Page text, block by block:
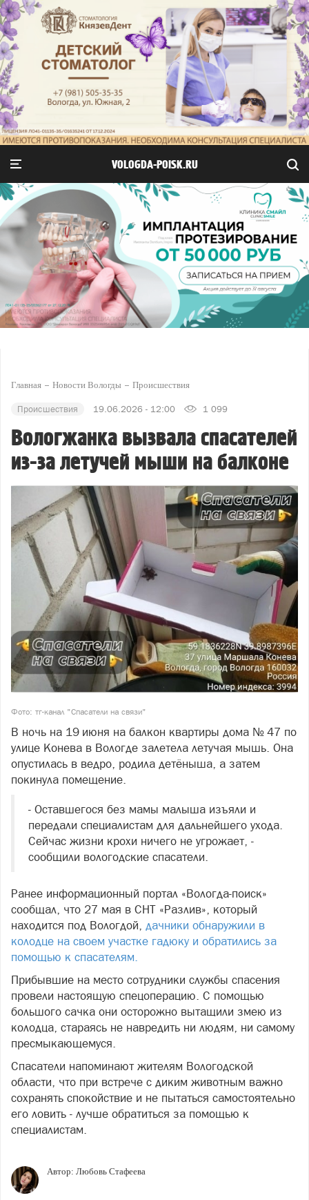
VOLOGDA-POISK.RU
Главная Новости Вологды Происшествия
Происшествия 19.06.2026 - 12:00 1 099
Вологжанка вызвала спасателей
из-за летучей мыши на балконе
Фото: тг-канал "Спасатели на связи"
В ночь на 19 июня на балкон квартиры дома № 47 по
улице Конева в Вологде залетела летучая мышь. Она
опустилась в ведро, родила детёныша, а затем
покинула помещение.
- Оставшегося без мамы малыша изъяли и
передали специалистам для дальнейшего ухода.
Сейчас жизни крохи ничего не угрожает, -
сообщили вологодские спасатели.
Ранее информационный портал «Вологда-поиск»
сообщал, что 27 мая в СНТ «Разлив», который
находится под Вологдой, дачники обнаружили в
колодце на своем участке гадюку и обратились за
помощью к спасателям.
Прибывшие на место сотрудники службы спасения
провели настоящую спецоперацию. С помощью
большого сачка они осторожно вытащили змею из
колодца, стараясь не навредить ни людям, ни самому
пресмыкающемуся.
Спасатели напоминают жителям Вологодской
области, что при встрече с диким животным важно
сохранять спокойствие и не пытаться самостоятельно
его ловить - лучше обратиться за помощью к
специалистам.
Автор: Любовь Стафеева